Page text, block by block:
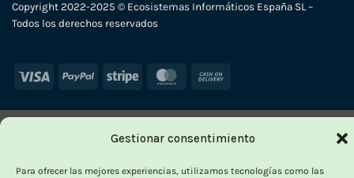
Gestionar consentimiento
Para ofrecer las mejores experiencias, utilizamos tecnologías como las
Copyright 2022-2025 © Ecosistemas Informáticos España SL –
Todos los derechos reservados
Visa PayPal Stripe MasterCard
Delivery